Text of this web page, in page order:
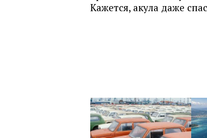
Кажется, акула даже